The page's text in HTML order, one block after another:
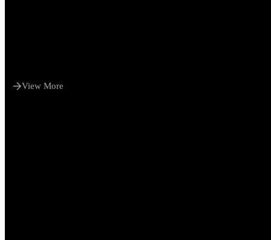
View More